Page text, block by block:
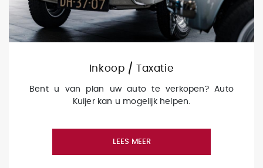
Inkoop / Taxatie
Bent u van plan uw auto te verkopen? Auto
Kuijer kan u mogelijk helpen.
LEES MEER